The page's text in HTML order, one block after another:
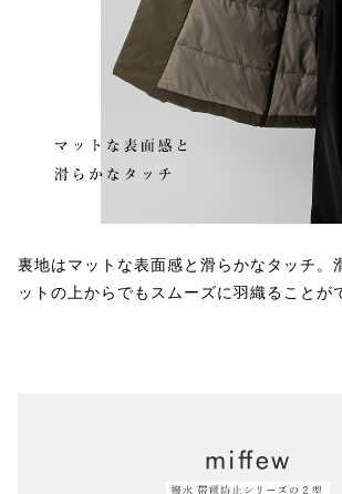
裏地はマットな表面感と滑らかなタッチ。
ットの上からでもスムーズに羽織ることが